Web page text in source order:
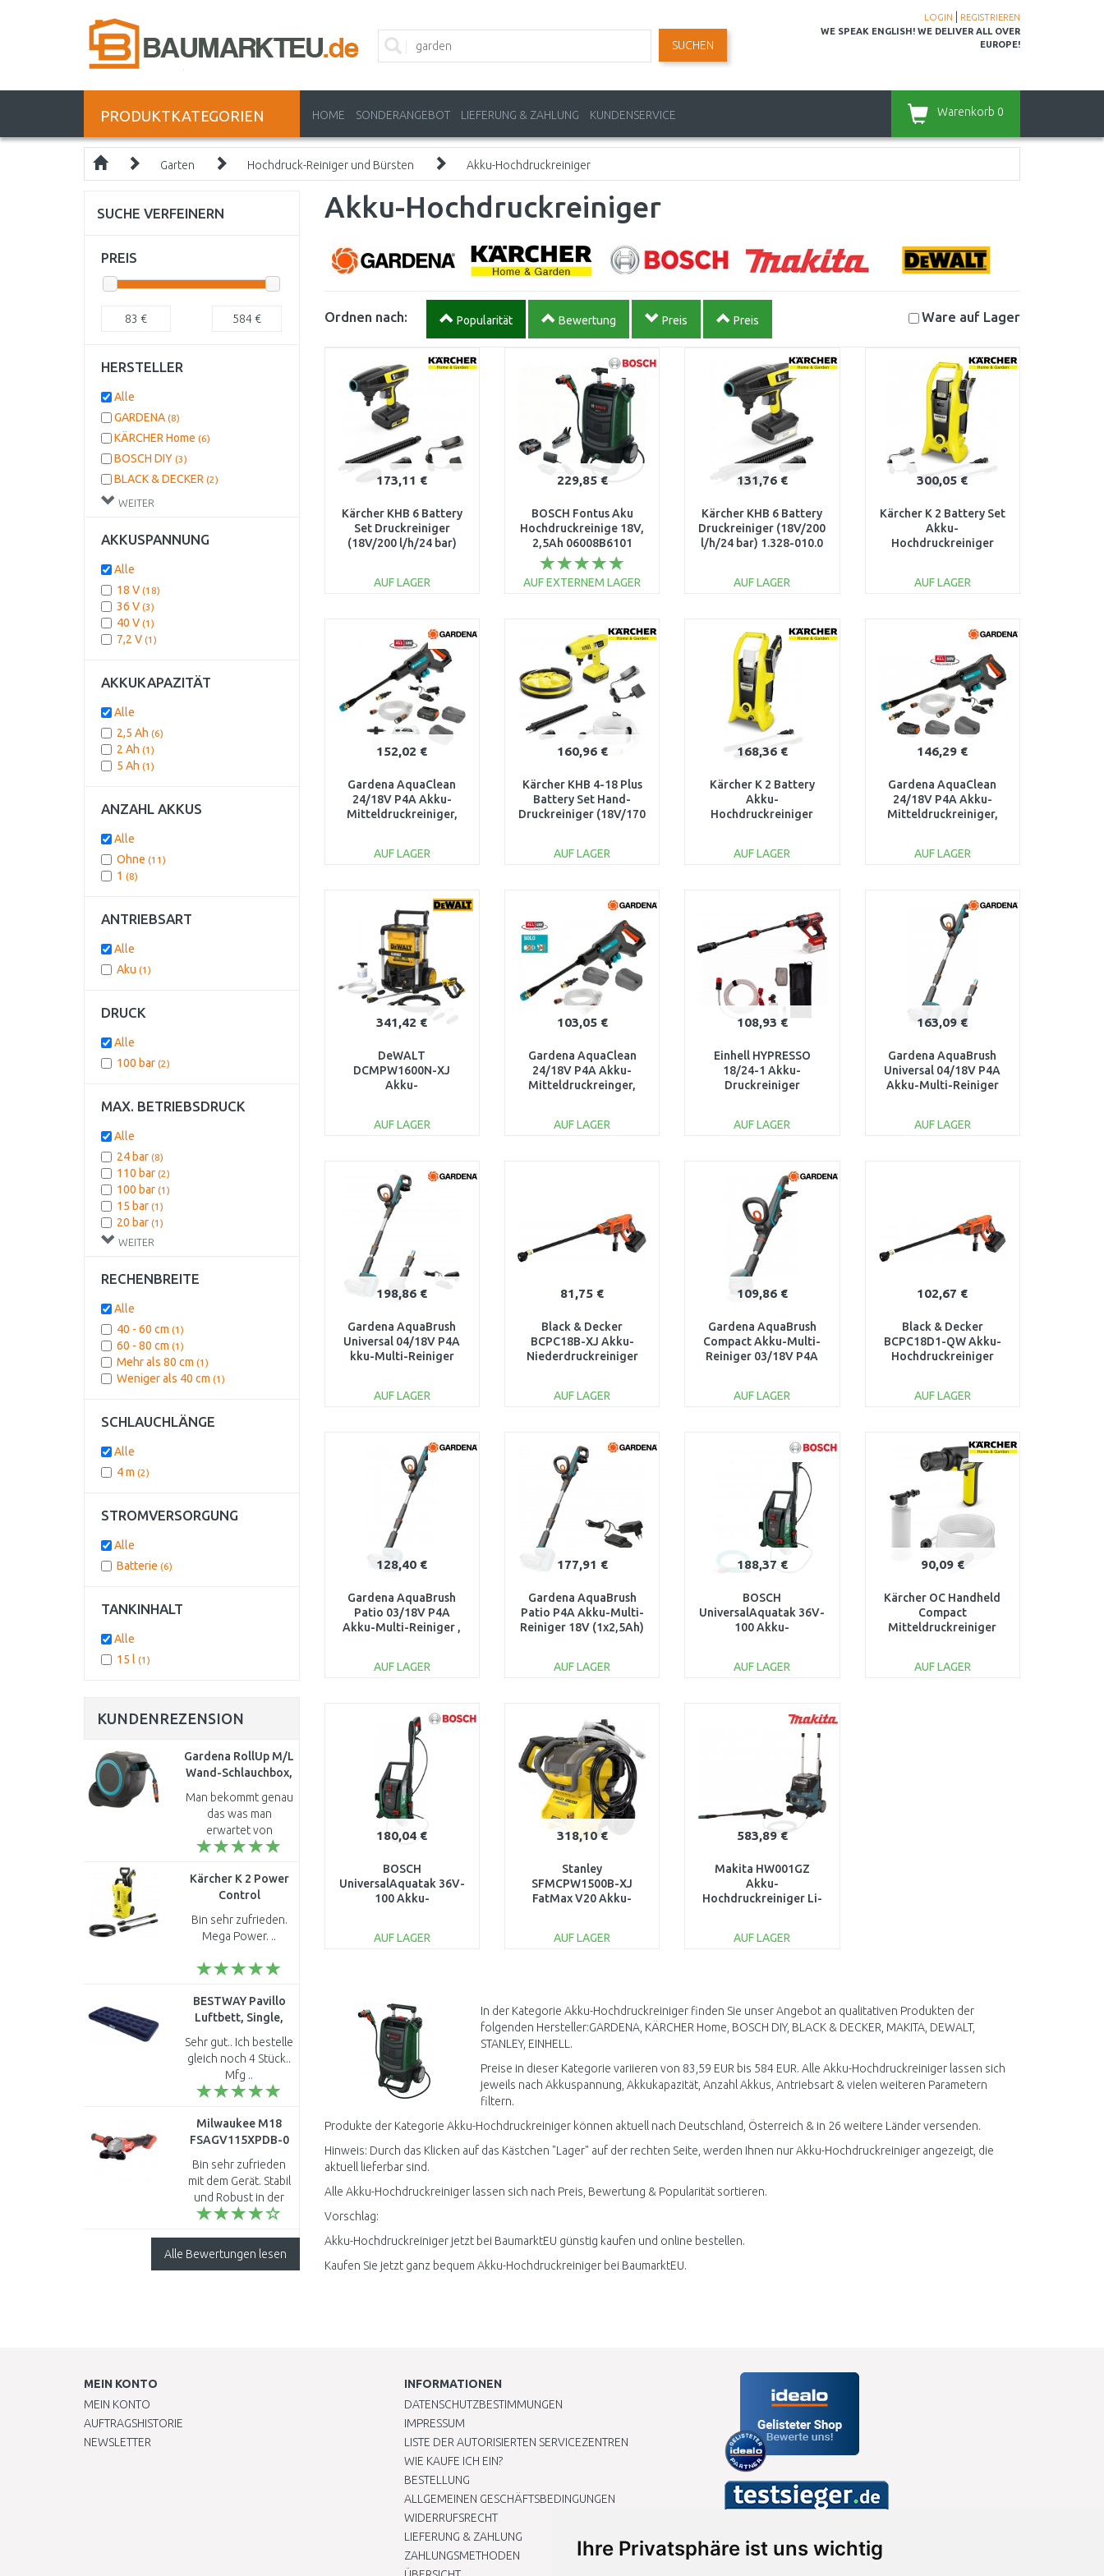
Ihre Privatsphäre ist uns wichtig
LOGIN
REGISTRIEREN
WE SPEAK ENGLISH! WE DELIVER ALL OVER
EUROPE!
SUCHEN
PRODUKTKATEGORIEN HOME SONDERANGEBOT LIEFERUNG & ZAHLUNG KUNDENSERVICE Warenkorb 0
Garten Hochdruck-Reiniger und Bürsten Akku-Hochdruckreiniger
Akku-Hochdruckreiniger
Ordnen nach: Popularität Bewertung Preis Preis Ware auf Lager
173,11 €
Kärcher KHB 6 Battery
Set Druckreiniger
(18V/200 l/h/24 bar)
AUF LAGER
Vergleichen
229,85 €
BOSCH Fontus Aku
Hochdruckreinige 18V,
2,5Ah 06008B6101
AUF EXTERNEM LAGER
Vergleichen
131,76 €
Kärcher KHB 6 Battery
Druckreiniger (18V/200
l/h/24 bar) 1.328-010.0
AUF LAGER
Vergleichen
300,05 €
Kärcher K 2 Battery Set
Akku-
Hochdruckreiniger
AUF LAGER
152,02 €
Gardena AquaClean
24/18V P4A Akku-
Mitteldruckreiniger,
AUF LAGER
Vergleichen
160,96 €
Kärcher KHB 4-18 Plus
Battery Set Hand-
Druckreiniger (18V/170
AUF LAGER
Vergleichen
168,36 €
Kärcher K 2 Battery
Akku-
Hochdruckreiniger
AUF LAGER
Vergleichen
146,29 €
Gardena AquaClean
24/18V P4A Akku-
Mitteldruckreiniger,
AUF LAGER
Vergleichen
341,42 €
DeWALT
DCMPW1600N-XJ
Akku-
AUF LAGER
Vergleichen
103,05 €
Gardena AquaClean
24/18V P4A Akku-
Mitteldruckreinger,
AUF LAGER
108,93 €
Einhell HYPRESSO
18/24-1 Akku-
Druckreiniger
AUF LAGER
Vergleichen
163,09 €
Gardena AquaBrush
Universal 04/18V P4A
Akku-Multi-Reiniger
AUF LAGER
198,86 €
Gardena AquaBrush
Universal 04/18V P4A
kku-Multi-Reiniger
AUF LAGER
Vergleichen
81,75 €
Black & Decker
BCPC18B-XJ Akku-
Niederdruckreiniger
AUF LAGER
Vergleichen
109,86 €
Gardena AquaBrush
Compact Akku-Multi-
Reiniger 03/18V P4A
AUF LAGER
Vergleichen
102,67 €
Black & Decker
BCPC18D1-QW Akku-
Hochdruckreiniger
AUF LAGER
Vergleichen
128,40 €
Gardena AquaBrush
Patio 03/18V P4A
Akku-Multi-Reiniger ,
AUF LAGER
Vergleichen
177,91 €
Gardena AquaBrush
Patio P4A Akku-Multi-
Reiniger 18V (1x2,5Ah)
AUF LAGER
Vergleichen
188,37 €
BOSCH
UniversalAquatak 36V-
100 Akku-
06008C7003
AUF LAGER
90,09 €
Kärcher OC Handheld
Compact
Mitteldruckreiniger
AUF LAGER
180,04 €
BOSCH
UniversalAquatak 36V-
100 Akku-
AUF LAGER
Vergleichen
318,10 €
Stanley
SFMCPW1500B-XJ
FatMax V20 Akku-
Ladegerät)
AUF LAGER
Vergleichen
583,89 €
Makita HW001GZ
Akku-
Hochdruckreiniger Li-
AUF LAGER
Vergleichen
In der Kategorie Akku-Hochdruckreiniger finden Sie unser Angebot an qualitativen Produkten der
folgenden Hersteller:GARDENA, KÄRCHER Home, BOSCH DIY, BLACK & DECKER, MAKITA, DEWALT,
STANLEY, EINHELL.
Preise in dieser Kategorie variieren von 83,59 EUR bis 584 EUR. Alle Akku-Hochdruckreiniger lassen sich
jeweils nach Akkuspannung, Akkukapazität, Anzahl Akkus, Antriebsart & vielen weiteren Parametern
filtern.
Produkte der Kategorie Akku-Hochdruckreiniger können aktuell nach Deutschland, Österreich & in 26 weitere Länder versenden.
Hinweis: Durch das Klicken auf das Kästchen "Lager" auf der rechten Seite, werden Ihnen nur Akku-Hochdruckreiniger angezeigt, die
aktuell lieferbar sind.
Alle Akku-Hochdruckreiniger lassen sich nach Preis, Bewertung & Popularität sortieren.
Vorschlag:
Akku-Hochdruckreiniger jetzt bei BaumarktEU günstig kaufen und online bestellen.
Kaufen Sie jetzt ganz bequem Akku-Hochdruckreiniger bei BaumarktEU.
SUCHE VERFEINERN
PREIS
83 € 584€
HERSTELLER
WEITER
Alle
GARDENA (8)
KÄRCHER Home (6)
BOSCH DIY (3)
BLACK & DECKER (2)
MAKITA
STANLEY (1)
EINHELL
AKKUSPANNUNG
Alle
18 V (18)
36 V (3)
40 V (1)
7,2 V (1)
AKKUKAPAZITÄT
Alle
2,5 Ah (6)
2 Ah (1)
5 Ah (1)
ANZAHL AKKUS
Alle
Ohne (11)
1 (8)
ANTRIEBSART
Alle
Aku (1)
DRUCK
Alle
100 bar (2)
MAX. BETRIEBSDRUCK
WEITER
Alle
24 bar (8)
110 bar (2)
100 bar (1)
15 bar (1)
20 bar (1)
21 bar(1)
RECHENBREITE
Alle
40 - 60 cm (1)
60 - 80 cm (1)
Mehr als 80 cm (1)
Weniger als 40 cm (1)
SCHLAUCHLÄNGE
Alle
4 m (2)
STROMVERSORGUNG
Alle
Batterie (6)
TANKINHALT
Alle
15 l (1)
KUNDENREZENSION
Gardena RollUp M/L
Wand-Schlauchbox,
20m, türkis, 18610-
20
Man bekommt genau
das was man
erwartet von
baumarkteu
Gardena Produkten,
immer noch die
gewohnte Qualität.
Kärcher K 2 Power
Control
Hochdruckreiniger
(360 l/h/110 bar)
1.673-600.0
Bin sehr zufrieden.
Mega Power. ..
BESTWAY Pavillo
Luftbett, Single,
Blue Horizon, 185 x
76 x 22 cm 67000
Sehr gut.. Ich bestelle
gleich noch 4 Stück..
Mfg ..
Milwaukee M18
FSAGV115XPDB-0
Akku-
winkelschleifer 115
mm, ohne Akku
4933478774
Bin sehr zufrieden
mit dem Gerät. Stabil
und Robust in der
Anwendung. ..
Alle Bewertungen lesen
MEIN KONTO
MEIN KONTO
AUFTRAGSHISTORIE
NEWSLETTER
INFORMATIONEN
DATENSCHUTZBESTIMMUNGEN
IMPRESSUM
LISTE DER AUTORISIERTEN SERVICEZENTREN
WIE KAUFE ICH EIN?
BESTELLUNG
ALLGEMEINEN GESCHÄFTSBEDINGUNGEN
WIDERRUFSRECHT
LIEFERUNG & ZAHLUNG
ZAHLUNGSMETHODEN